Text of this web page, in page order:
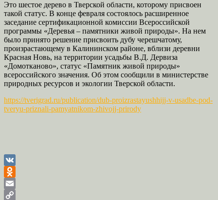
Это шестое дерево в Тверской области, которому присвоен
такой статус. В конце февраля состоялось расширенное
заседание сертификационной комиссии Всероссийской
программы «Деревья – памятники живой природы». На нем
было принято решение присвоить дубу черешчатому,
произрастающему в Калининском районе, вблизи деревни
Красная Новь, на территории усадьбы В.Д. Дервиза
«Домотканово», статус «Памятник живой природы»
всероссийского значения. Об этом сообщили в министерстве
природных ресурсов и экологии Тверской области.
https://tverigrad.ru/publication/dub-proizrastayushhijj-v-usadbe-pod-
tveryu-priznali-pamyatnikom-zhivojj-prirody
VK
Odnoklassniki
Email